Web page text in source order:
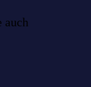
auch